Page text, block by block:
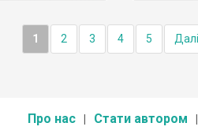
1 2 3 4 5
Про нас Стати автором